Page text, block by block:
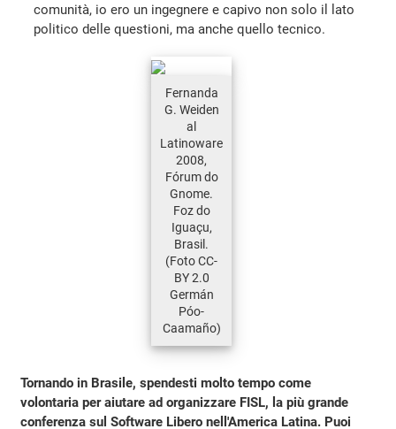
comunità, io ero un ingegnere e capivo non solo il lato
politico delle questioni, ma anche quello tecnico.
Fernanda
G. Weiden
al
Latinoware
2008,
Fórum do
Gnome.
Foz do
Iguaçu,
Brasil.
(Foto CC-
BY 2.0
Germán
Póo-
Caamaño)
Tornando in Brasile, spendesti molto tempo come
volontaria per aiutare ad organizzare FISL, la più grande
conferenza sul Software Libero nell'America Latina. Puoi